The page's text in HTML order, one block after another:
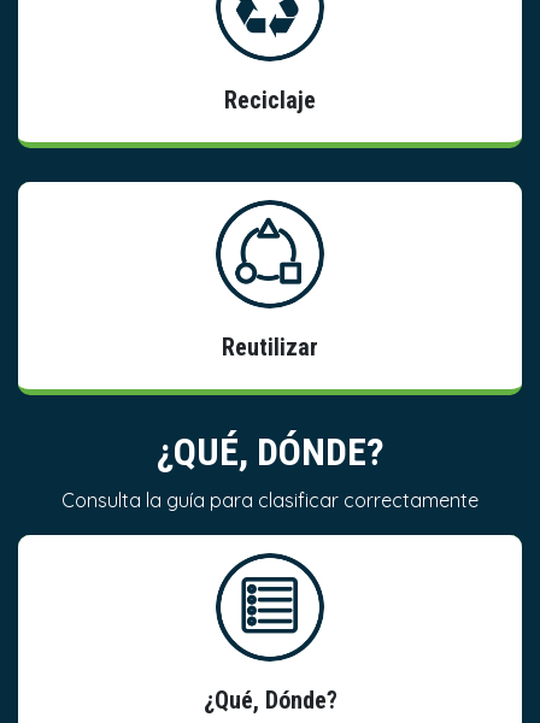
Reciclaje
Reutilizar
¿QUÉ, DÓNDE?
Consulta la guía para clasificar correctamente
¿Qué, Dónde?